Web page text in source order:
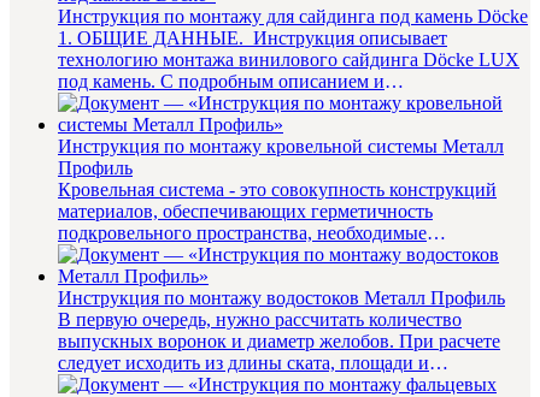
Инструкция по монтажу для сайдинга под камень Döcke
1. ОБЩИЕ ДАННЫЕ. Инструкция описывает
технологию монтажа винилового сайдинга Döcke LUX
под камень. С подробным описанием и
характеристиками этого ма...
Инструкция по монтажу кровельной системы Металл
Профиль
Кровельная система - это совокупность конструкций
материалов, обеспечивающих герметичность
подкровельного пространства, необходимые
теплотехнические характеристики з...
Инструкция по монтажу водостоков Металл Профиль
В первую очередь, нужно рассчитать количество
выпускных воронок и диаметр желобов. При расчете
следует исходить из длины ската, площади и
конфигурации крыши. Руковод...